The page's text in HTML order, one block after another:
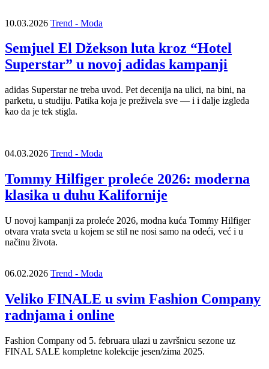
10.03.2026 Trend - Moda
Semjuel El Džekson luta kroz “Hotel
Superstar” u novoj adidas kampanji
adidas Superstar ne treba uvod. Pet decenija na ulici, na bini, na
parketu, u studiju. Patika koja je preživela sve — i i dalje izgleda
kao da je tek stigla.
04.03.2026 Trend - Moda
Tommy Hilfiger proleće 2026: moderna
klasika u duhu Kalifornije
U novoj kampanji za proleće 2026, modna kuća Tommy Hilfiger
otvara vrata sveta u kojem se stil ne nosi samo na odeći, već i u
načinu života.
06.02.2026 Trend - Moda
Veliko FINALE u svim Fashion Company
radnjama i online
Fashion Company od 5. februara ulazi u završnicu sezone uz
FINAL SALE kompletne kolekcije jesen/zima 2025.